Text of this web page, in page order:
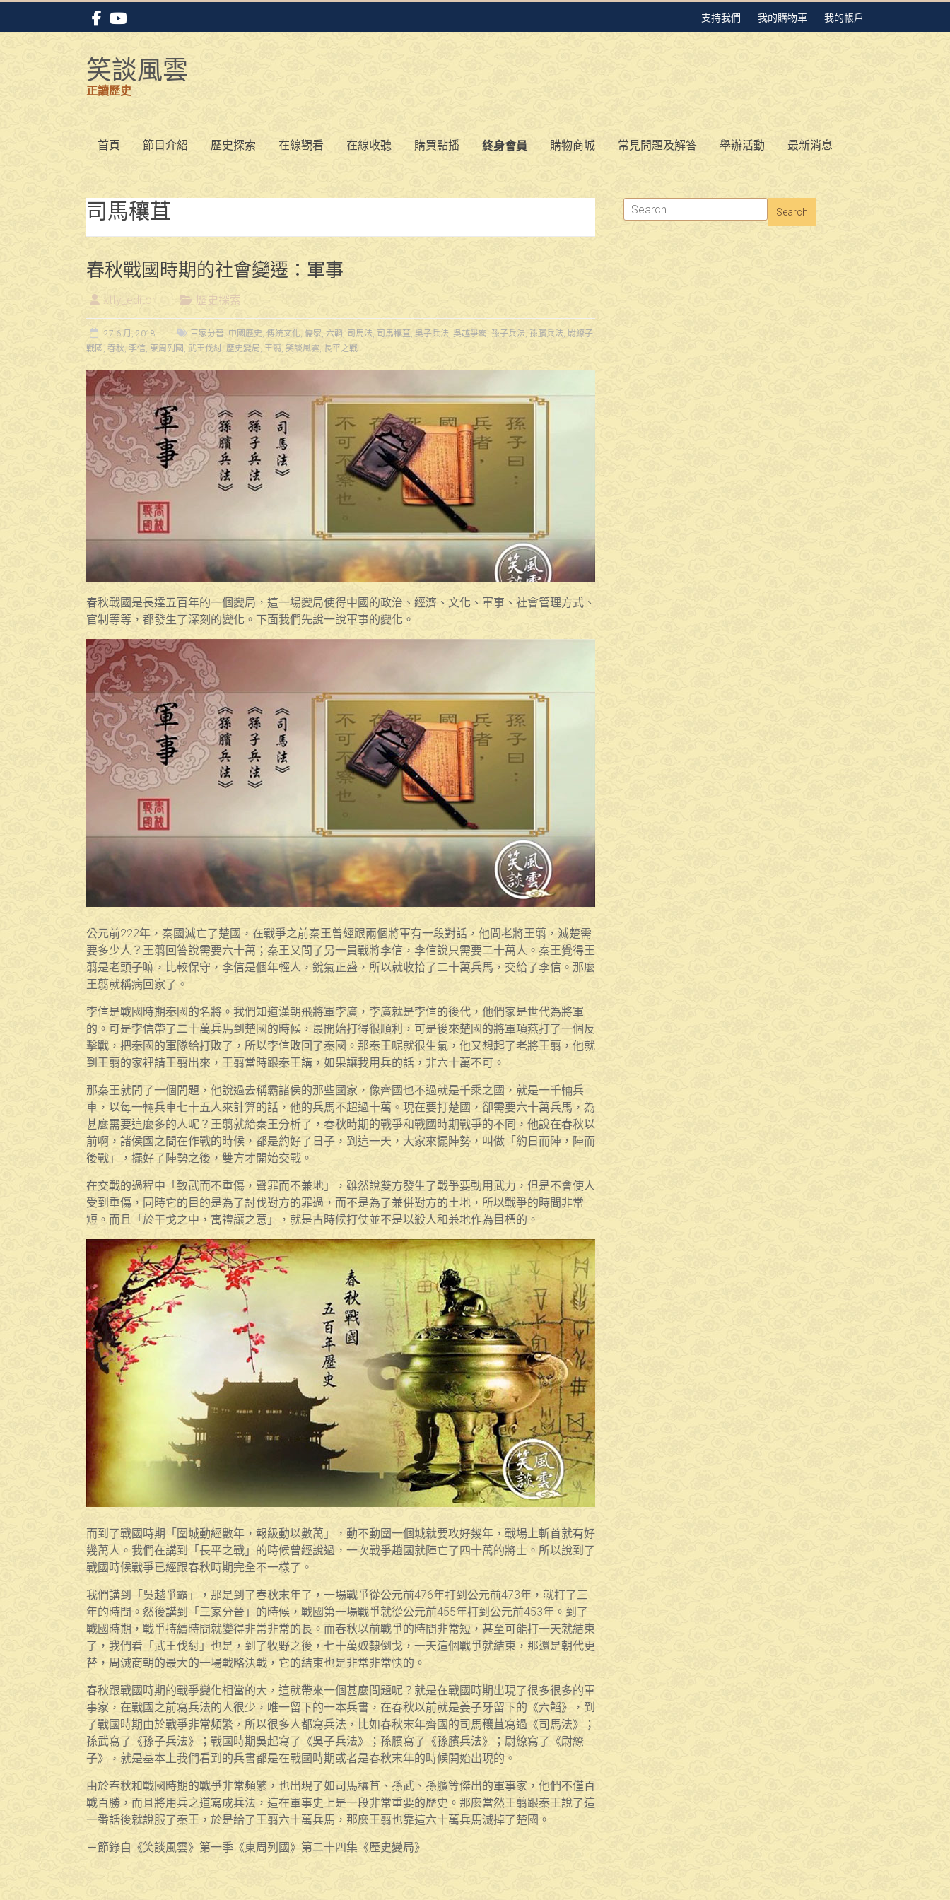
content
支持我們 我的購物車 我的帳戶
笑談風雲
正讀歷史
首頁 節目介紹 歷史探索 在線觀看 在線收聽 購買點播 終身會員 購物商城 常見問題及解答 舉辦活動 最新消息
司馬穰苴
春秋戰國時期的社會變遷：軍事
xtfy_editor 歷史探索
27 6 月, 2018 三家分晉, 中國歷史, 傳統文化, 儒家, 六韜, 司馬法, 司馬穰苴 , 吳子兵法, 吳越爭霸, 孫子兵法, 孫臏兵法, 尉繚子,
戰國 , 春秋, 李信, 東周列國 , 武王伐紂, 歷史變局, 王翦, 笑談風雲, 長平之戰
春秋戰國是長達五百年的一個變局，這一場變局使得中國的政治、經濟、文化、軍事、社會管理方式、
官制等等，都發生了深刻的變化。下面我們先說一說軍事的變化。
公元前222年，秦國滅亡了楚國，在戰爭之前秦王曾經跟兩個將軍有一段對話，他問老將王翦，滅楚需
要多少人？王翦回答說需要六十萬；秦王又問了另一員戰將李信，李信說只需要二十萬人。秦王覺得王
翦是老頭子嘛，比較保守，李信是個年輕人，銳氣正盛，所以就收拾了二十萬兵馬，交給了李信。那麼
王翦就稱病回家了。
李信是戰國時期秦國的名將。我們知道漢朝飛將軍李廣，李廣就是李信的後代，他們家是世代為將軍
的。可是李信帶了二十萬兵馬到楚國的時候，最開始打得很順利，可是後來楚國的將軍項燕打了一個反
擊戰，把秦國的軍隊給打敗了，所以李信敗回了秦國。那秦王呢就很生氣，他又想起了老將王翦，他就
到王翦的家裡請王翦出來，王翦當時跟秦王講，如果讓我用兵的話，非六十萬不可。
那秦王就問了一個問題，他說過去稱霸諸侯的那些國家，像齊國也不過就是千乘之國，就是一千輛兵
車，以每一輛兵車七十五人來計算的話，他的兵馬不超過十萬。現在要打楚國，卻需要六十萬兵馬，為
甚麼需要這麼多的人呢？王翦就給秦王分析了，春秋時期的戰爭和戰國時期戰爭的不同，他說在春秋以
前啊，諸侯國之間在作戰的時候，都是約好了日子，到這一天，大家來擺陣勢，叫做「約日而陣，陣而
後戰」，擺好了陣勢之後，雙方才開始交戰。
在交戰的過程中「致武而不重傷，聲罪而不兼地」，雖然說雙方發生了戰爭要動用武力，但是不會使人
受到重傷，同時它的目的是為了討伐對方的罪過，而不是為了兼併對方的土地，所以戰爭的時間非常
短。而且「於干戈之中，寓禮讓之意」，就是古時候打仗並不是以殺人和兼地作為目標的。
而到了戰國時期「圍城動經數年，報級動以數萬」，動不動圍一個城就要攻好幾年，戰場上斬首就有好
幾萬人。我們在講到「長平之戰」的時候曾經說過，一次戰爭趙國就陣亡了四十萬的將士。所以說到了
戰國時候戰爭已經跟春秋時期完全不一樣了。
我們講到「吳越爭霸」，那是到了春秋末年了，一場戰爭從公元前476年打到公元前473年，就打了三
年的時間。然後講到「三家分晉」的時候，戰國第一場戰爭就從公元前455年打到公元前453年。到了
戰國時期，戰爭持續時間就變得非常非常的長。而春秋以前戰爭的時間非常短，甚至可能打一天就結束
了，我們看「武王伐紂」也是，到了牧野之後，七十萬奴隸倒戈，一天這個戰爭就結束，那還是朝代更
替，周滅商朝的最大的一場戰略決戰，它的結束也是非常非常快的。
春秋跟戰國時期的戰爭變化相當的大，這就帶來一個甚麼問題呢？就是在戰國時期出現了很多很多的軍
事家，在戰國之前寫兵法的人很少，唯一留下的一本兵書，在春秋以前就是姜子牙留下的《六韜》，到
了戰國時期由於戰爭非常頻繁，所以很多人都寫兵法，比如春秋末年齊國的司馬穰苴寫過《司馬法》；
孫武寫了《孫子兵法》；戰國時期吳起寫了《吳子兵法》；孫臏寫了《孫臏兵法》；尉繚寫了《尉繚
子》，就是基本上我們看到的兵書都是在戰國時期或者是春秋末年的時候開始出現的。
由於春秋和戰國時期的戰爭非常頻繁，也出現了如司馬穰苴、孫武、孫臏等傑出的軍事家，他們不僅百
戰百勝，而且將用兵之道寫成兵法，這在軍事史上是一段非常重要的歷史。那麼當然王翦跟秦王說了這
一番話後就說服了秦王，於是給了王翦六十萬兵馬，那麼王翦也靠這六十萬兵馬滅掉了楚國。
－節錄自《笑談風雲》第一季《東周列國》第二十四集《歷史變局》